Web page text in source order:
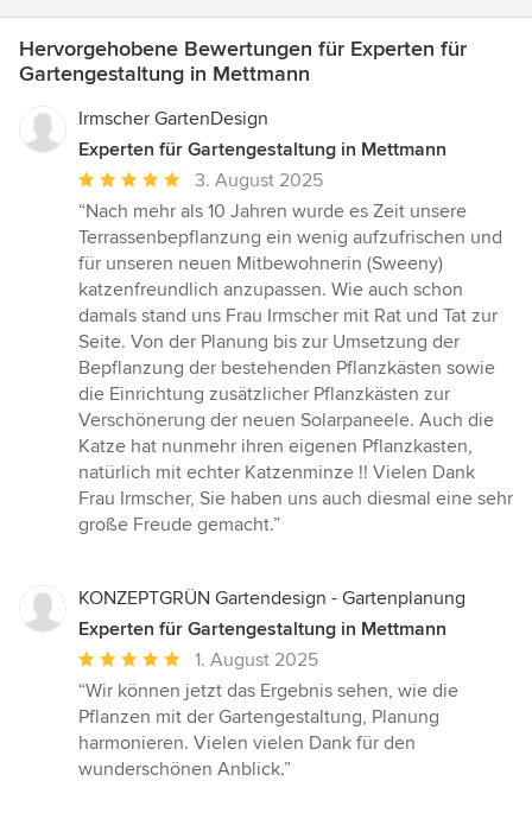
Hervorgehobene Bewertungen für Experten für
Gartengestaltung in Mettmann
Irmscher GartenDesign
Experten für Gartengestaltung in Mettmann
Durchschnittliche
Bewertung:
5
von
5
Sternen
3. August 2025
“Nach mehr als 10 Jahren wurde es Zeit unsere
Terrassenbepflanzung ein wenig aufzufrischen und
für unseren neuen Mitbewohnerin (Sweeny)
katzenfreundlich anzupassen. Wie auch schon
damals stand uns Frau Irmscher mit Rat und Tat zur
Seite. Von der Planung bis zur Umsetzung der
Bepflanzung der bestehenden Pflanzkästen sowie
die Einrichtung zusätzlicher Pflanzkästen zur
Verschönerung der neuen Solarpaneele. Auch die
Katze hat nunmehr ihren eigenen Pflanzkasten,
natürlich mit echter Katzenminze !! Vielen Dank
Frau Irmscher, Sie haben uns auch diesmal eine sehr
große Freude gemacht.”
KONZEPTGRÜN Gartendesign - Gartenplanung
Experten für Gartengestaltung in Mettmann
Durchschnittliche
Bewertung:
5
von
5
1. August 2025
“Wir können jetzt das Ergebnis sehen, wie die
Pflanzen mit der Gartengestaltung, Planung
harmonieren. Vielen vielen Dank für den
wunderschönen Anblick.”